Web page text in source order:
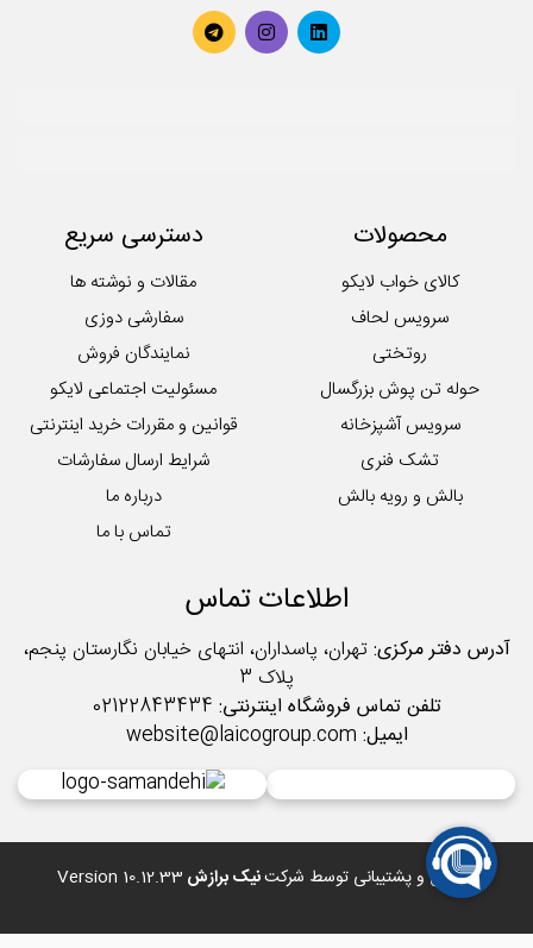
محصولات
کالای خواب لایکو
سرویس لحاف
روتختی
حوله تن پوش بزرگسال
سرویس آشپزخانه
تشک فنری
بالش و رویه بالش
دسترسی سریع
مقالات و نوشته ها
سفارشی دوزی
نمایندگان فروش
مسئولیت اجتماعی لایکو
قوانین و مقررات خرید اینترنتی
شرایط ارسال سفارشات
درباره ما
تماس با ما
اطلاعات تماس
آدرس دفتر مرکزی:تهران، پاسداران، انتهای خیابان نگارستان پنجم،
پلاک 3
تلفن تماس فروشگاه اینترنتی:
ایمیل: website@laicogroup.com
طراحی و پشتیبانی توسط شرکتنیک برازش Version 10.12.33